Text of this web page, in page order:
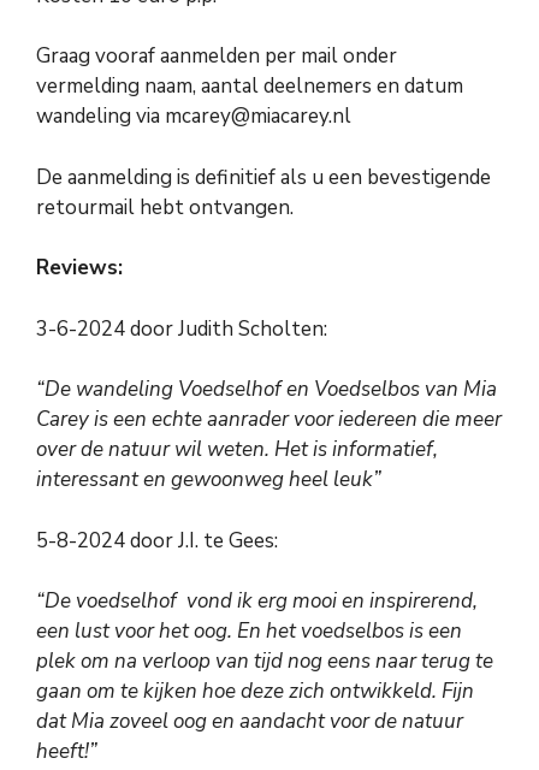
Graag vooraf aanmelden per mail onder
vermelding naam, aantal deelnemers en datum
wandeling via mcarey@miacarey.nl
De aanmelding is definitief als u een bevestigende
retourmail hebt ontvangen.
Reviews:
3-6-2024 door Judith Scholten:
“De wandeling Voedselhof en Voedselbos van Mia
Carey is een echte aanrader voor iedereen die meer
over de natuur wil weten. Het is informatief,
interessant en gewoonweg heel leuk”
5-8-2024 door J.I. te Gees:
“De voedselhof vond ik erg mooi en inspirerend,
een lust voor het oog. En het voedselbos is een
plek om na verloop van tijd nog eens naar terug te
gaan om te kijken hoe deze zich ontwikkeld. Fijn
dat Mia zoveel oog en aandacht voor de natuur
heeft!”